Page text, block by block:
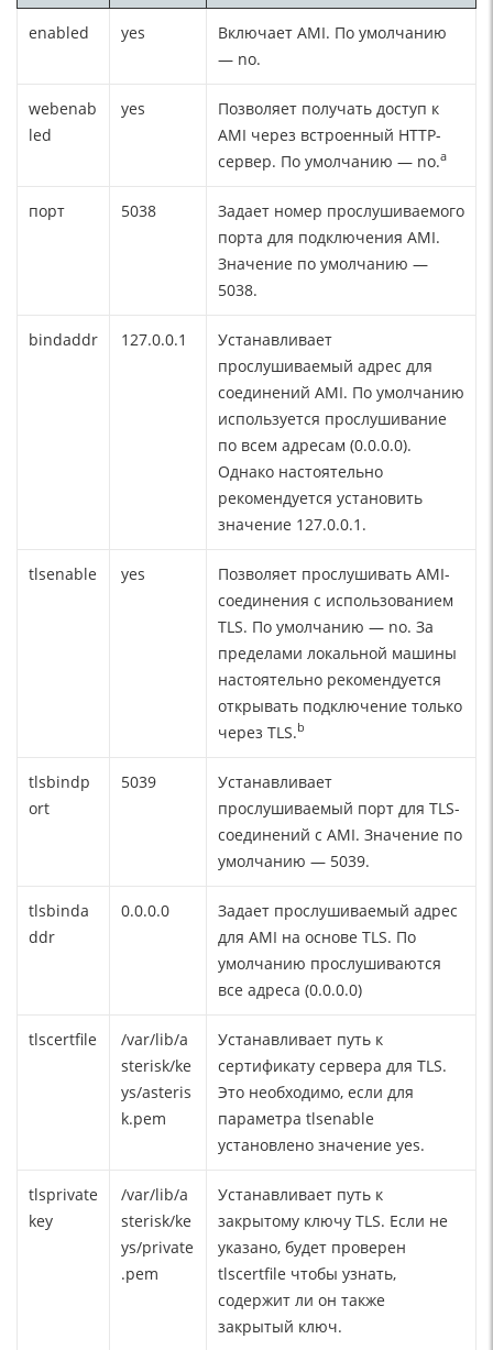
enabled yes
Включает AMI. По умолчанию
— no.
webenab
led
yes
Позволяет получать доступ к
AMI через встроенный HTTP-
сервер. По умолчанию — no.a
порт 5038
Задает номер прослушиваемого
порта для подключения AMI.
Значение по умолчанию —
5038.
bindaddr 127.0.0.1
Устанавливает
прослушиваемый адрес для
соединений AMI. По умолчанию
используется прослушивание
по всем адресам (0.0.0.0).
Однако настоятельно
рекомендуется установить
значение 127.0.0.1.
tlsenable yes
Позволяет прослушивать AMI-
соединения с использованием
TLS. По умолчанию — no. За
пределами локальной машины
настоятельно рекомендуется
открывать подключение только
через TLS.b
tlsbindp
ort
5039
Устанавливает
прослушиваемый порт для TLS-
соединений с AMI. Значение по
умолчанию — 5039.
tlsbinda
ddr
0.0.0.0
Задает прослушиваемый адрес
для AMI на основе TLS. По
умолчанию прослушиваются
все адреса (0.0.0.0)
tlscertfile
/var/lib/a
sterisk/ke
ys/asteris
k.pem
Устанавливает путь к
сертификату сервера для TLS.
Это необходимо, если для
параметра tlsenable
установлено значение yes.
tlsprivate
key
/var/lib/a
sterisk/ke
ys/private
.pem
Устанавливает путь к
закрытому ключу TLS. Если не
указано, будет проверен
tlscertfile чтобы узнать,
содержит ли он также
закрытый ключ.